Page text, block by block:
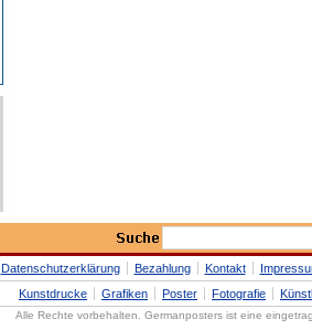
Datenschutzerklärung Bezahlung Kontakt
Kunstdrucke
Grafiken Poster Fotografie
Alle Rechte vorbehalten. Germanposters ist eine